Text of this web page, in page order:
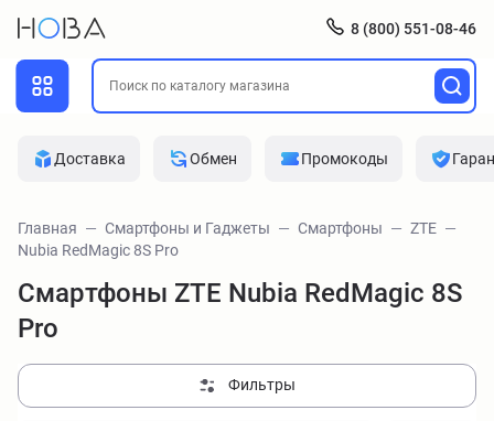
8 (800) 551-08-46
Доставка Обмен Промокоды
Главная Смартфоны и Гаджеты Смартфоны
ZTE
Nubia RedMagic 8S Pro
Смартфоны ZTE Nubia RedMagic 8S
Pro
Фильтры